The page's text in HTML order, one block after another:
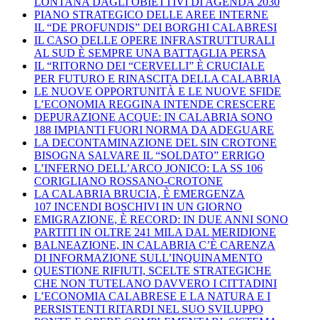
PIANO STRATEGICO DELLE AREE INTERNE
IL “DE PROFUNDIS” DEI BORGHI CALABRESI
IL CASO DELLE OPERE INFRASTRUTTURALI
AL SUD È SEMPRE UNA BATTAGLIA PERSA
IL “RITORNO DEI “CERVELLI” È CRUCIALE
PER FUTURO E RINASCITA DELLA CALABRIA
LE NUOVE OPPORTUNITÀ E LE NUOVE SFIDE
L’ECONOMIA REGGINA INTENDE CRESCERE
DEPURAZIONE ACQUE: IN CALABRIA SONO
188 IMPIANTI FUORI NORMA DA ADEGUARE
LA DECONTAMINAZIONE DEL SIN CROTONE
BISOGNA SALVARE IL “SOLDATO” ERRIGO
L’INFERNO DELL’ARCO JONICO: LA SS 106
CORIGLIANO ROSSANO-CROTONE
LA CALABRIA BRUCIA, È EMERGENZA
107 INCENDI BOSCHIVI IN UN GIORNO
EMIGRAZIONE, È RECORD: IN DUE ANNI SONO
PARTITI IN OLTRE 241 MILA DAL MERIDIONE
BALNEAZIONE, IN CALABRIA C’È CARENZA
DI INFORMAZIONE SULL’INQUINAMENTO
QUESTIONE RIFIUTI, SCELTE STRATEGICHE
CHE NON TUTELANO DAVVERO I CITTADINI
L’ECONOMIA CALABRESE E LA NATURA E I
PERSISTENTI RITARDI NEL SUO SVILUPPO